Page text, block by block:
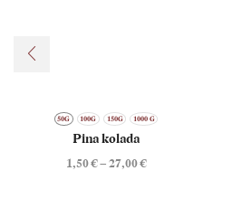
50G 100G 150G 1000 G
Pina kolada
1,50€–27,00€Price